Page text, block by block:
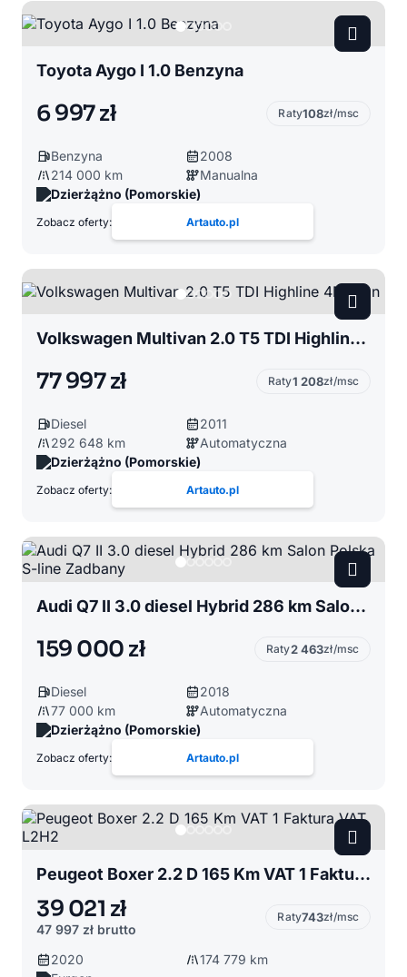
Toyota Aygo I 1.0 Benzyna
6 997 zł Raty108zł/msc
Benzyna
2008
214 000 km
Manualna
Dzierżążno (Pomorskie)
Zobacz oferty: Artauto.pl
Volkswagen Multivan 2.0 T5 TDI Highline 4Motion
77 997 zł Raty1 208zł/msc
Diesel
2011
292 648 km
Automatyczna
Dzierżążno (Pomorskie)
Zobacz oferty: Artauto.pl
Audi Q7 II 3.0 diesel Hybrid 286 km Salon Polska S-line Zadbany
159 000 zł Raty2 463zł/msc
Diesel
2018
77 000 km
Automatyczna
Dzierżążno (Pomorskie)
Zobacz oferty: Artauto.pl
Peugeot Boxer 2.2 D 165 Km VAT 1 Faktura VAT L2H2
39 021 zł
47 997 zł brutto
Raty743zł/msc
2020
174 779 km